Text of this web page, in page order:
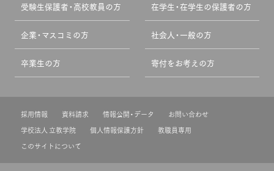
受験生保護者・高校教員の方 在学生・在学生の保護者の方
企業・マスコミの方 社会人・一般の方
卒業生の方 寄付をお考えの方
採用情報 資料請求 情報公開・データ
お問い合わせ
学校法人 立教学院
個人情報保護方針
教職員専用
このサイトについて